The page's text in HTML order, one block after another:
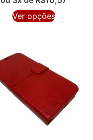
Ver opções